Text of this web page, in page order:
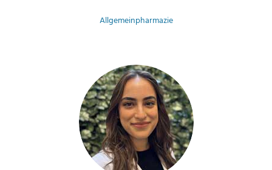
Allgemeinpharmazie